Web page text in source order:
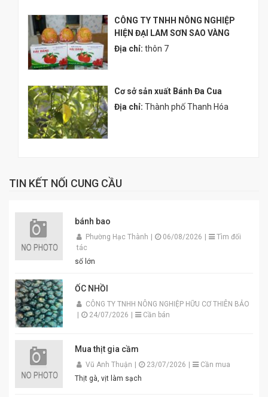
CÔNG TY TNHH NÔNG NGHIỆP
HIỆN ĐẠI LAM SƠN SAO VÀNG
Địa chỉ: thôn 7
Cơ sở sản xuất Bánh Đa Cua
Địa chỉ: Thành phố Thanh Hóa
TIN KẾT NỐI CUNG CẦU
bánh bao
Phường Hạc Thành 06/08/2026
Tìm đối
tác
số lớn
ỐC NHỒI
CÔNG TY TNHH NÔNG NGHIỆP HỮU CƠ THIÊN BẢO
24/07/2026 Cần bán
Mua thịt gia cầm
Vũ Anh Thuận 23/07/2026
Cần mua
Thịt gà, vịt làm sạch